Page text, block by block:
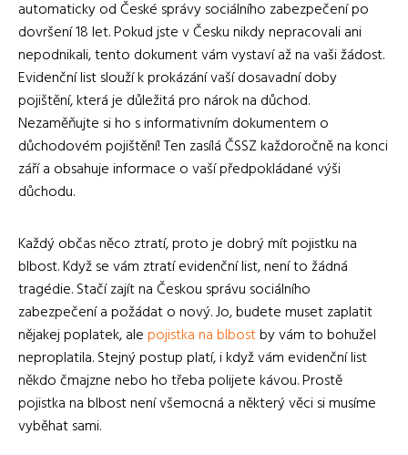
automaticky od České správy sociálního zabezpečení po
dovršení 18 let. Pokud jste v Česku nikdy nepracovali ani
nepodnikali, tento dokument vám vystaví až na vaši žádost.
Evidenční list slouží k prokázání vaší dosavadní doby
pojištění, která je důležitá pro nárok na důchod.
Nezaměňujte si ho s informativním dokumentem o
důchodovém pojištění! Ten zasílá ČSSZ každoročně na konci
září a obsahuje informace o vaší předpokládané výši
důchodu.
Každý občas něco ztratí, proto je dobrý mít pojistku na
blbost. Když se vám ztratí evidenční list, není to žádná
tragédie. Stačí zajít na Českou správu sociálního
zabezpečení a požádat o nový. Jo, budete muset zaplatit
nějakej poplatek, alepojistka na blbostby vám to bohužel
neproplatila. Stejný postup platí, i když vám evidenční list
někdo čmajzne nebo ho třeba polijete kávou. Prostě
pojistka na blbost není všemocná a některý věci si musíme
vyběhat sami.